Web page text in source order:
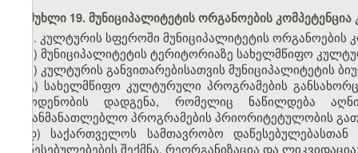
მუხლი 19. მუნიციპალიტეტის ორგანოების
1. კულტურის სფეროში მუნიციპალიტეტის ორგანოების
ა) მუნიციპალიტეტის ტერიტორიაზე სახელმწიფო
ბ) კულტურის განვითარებისათვის მუნიციპალიტეტის
გ) სახელმწიფო კულტურული პროგრამების
რაოდენობის დადგენა, რომელიც ნაწილდება
საგანმანათლებლო პროგრამების პრიორიტეტულობის
დ) საქართველოს სამთავრობო დაწესებულებასთან
დაწესებულებების შექმნა, რეორგანიზაცია და